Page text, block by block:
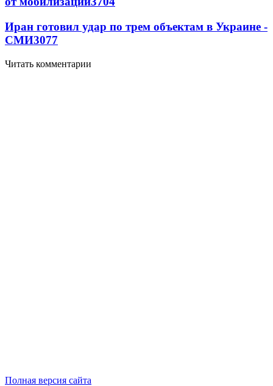
Иран готовил удар по трем объектам в Украине -
СМИ3077
Читать комментарии
Полная версия сайта